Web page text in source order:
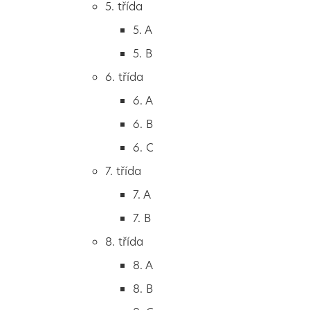
2. B
3. A
4. A
5. A
5. třída
5. A
5. B
6. třída
6. A
6. B
6. C
7. třída
7. A
7. B
8. třída
8. A
8. B